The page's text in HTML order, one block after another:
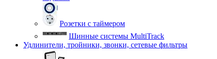
Розетки с таймером
Шинные системы MultiTrack
Удлинители, тройники, звонки, сетевые фильтры